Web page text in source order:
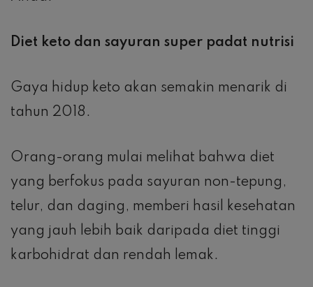
Diet keto dan sayuran super padat nutrisi
Gaya hidup keto akan semakin menarik di
tahun 2018.
Orang-orang mulai melihat bahwa diet
yang berfokus pada sayuran non-tepung,
telur, dan daging, memberi hasil kesehatan
yang jauh lebih baik daripada diet tinggi
karbohidrat dan rendah lemak.